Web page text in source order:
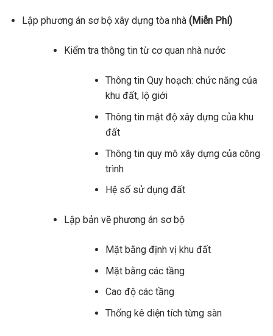
Lập phương án sơ bộ xây dựng tòa nhà (Miễn Phí)
Kiểm tra thông tin từ cơ quan nhà nước
Thông tin Quy hoạch: chức năng của
khu đất, lộ giới
Thông tin mật độ xây dựng của khu
đất
Thông tin quy mô xây dựng của công
trình
Hệ số sử dụng đất
Lập bản vẽ phương án sơ bộ
Mặt bằng định vị khu đất
Mặt bằng các tầng
Cao độ các tầng
Thống kê diện tích từng sàn